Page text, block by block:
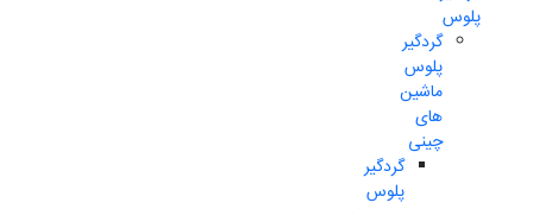
پلوس
گردگیر
پلوس
ماشین
های
چینی
گردگیر
پلوس